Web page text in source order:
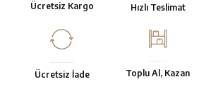
Ücretsiz Kargo Hızlı Teslimat
Ücretsiz İade Toplu Al, Kazan